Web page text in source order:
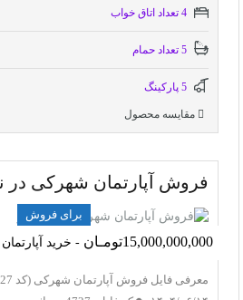
مقایسه محصول
فروش آپارتمان شهرکی در
برای فروش
15,000,000,000تومـان - خرید